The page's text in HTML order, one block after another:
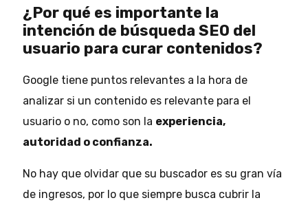
¿Por qué es importante la
intención de búsqueda SEO del
usuario para curar contenidos?
Google tiene puntos relevantes a la hora de
analizar si un contenido es relevante para el
usuario o no, como son la experiencia,
autoridad o confianza.
No hay que olvidar que su buscador es su gran vía
de ingresos, por lo que siempre busca cubrir la